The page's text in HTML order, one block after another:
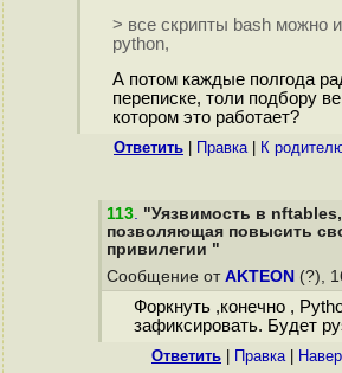
> все скрипты bash можно
python,
А потом каждые полгода
переписке, толи подбору
котором это работает?
Ответить Правка| К
113. "Уязвимость в nftables,
позволяющая повысить
привилегии "
Сообщение от AKTEON (?),
Форкнуть ,конечно ,
зафиксировать. Будет
Ответить Правка|